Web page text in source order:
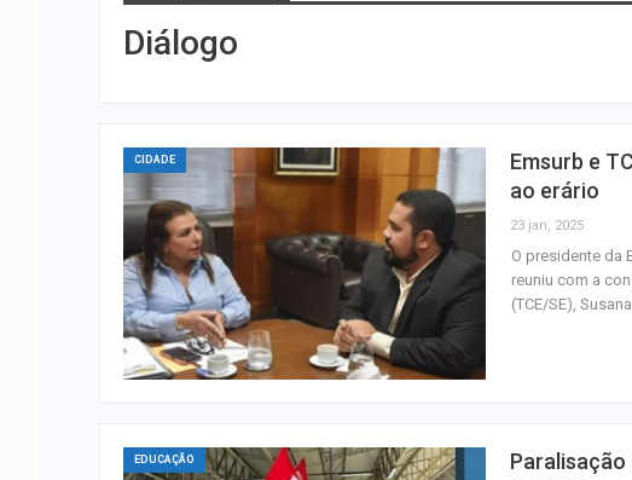
Diálogo
CIDADE
Emsurb e
ao erário
23 jan, 2025
O presidente da
reuniu com a
(TCE/SE),
EDUCAÇÃO